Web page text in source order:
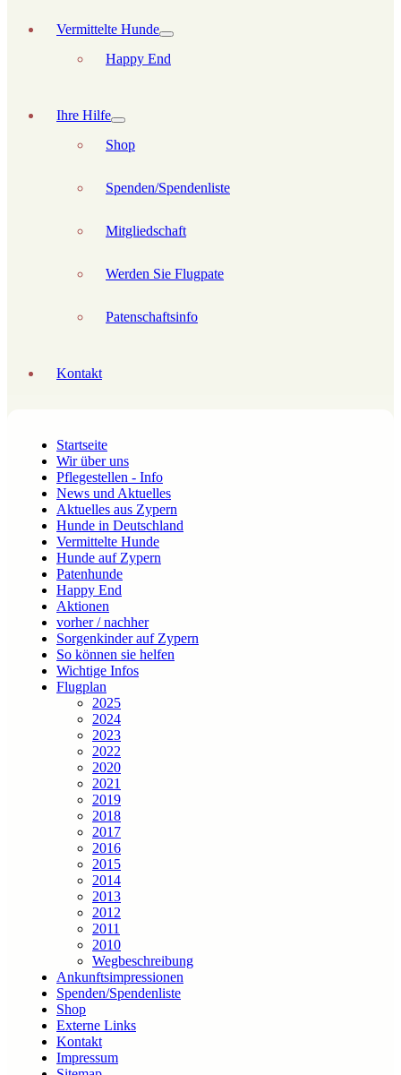
Vermittelte Hunde
Happy End
Ihre Hilfe
Shop
Spenden/Spendenliste
Mitgliedschaft
Werden Sie Flugpate
Patenschaftsinfo
Kontakt
Startseite
Wir über uns
Pflegestellen - Info
News und Aktuelles
Aktuelles aus Zypern
Hunde in Deutschland
Vermittelte Hunde
Hunde auf Zypern
Patenhunde
Happy End
Aktionen
vorher / nachher
Sorgenkinder auf Zypern
So können sie helfen
Wichtige Infos
Flugplan
2025
2024
2023
2022
2020
2021
2019
2018
2017
2016
2015
2014
2013
2012
2011
2010
Wegbeschreibung
Ankunftsimpressionen
Spenden/Spendenliste
Shop
Externe Links
Kontakt
Impressum